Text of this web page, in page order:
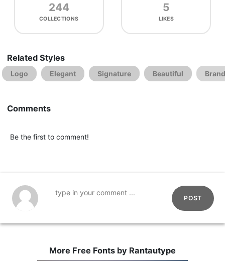
244
COLLECTIONS
5
LIKES
Related Styles
Logo Elegant Signature Beautiful Brand
Comments
Be the first to comment!
POST
More Free Fonts by Rantautype